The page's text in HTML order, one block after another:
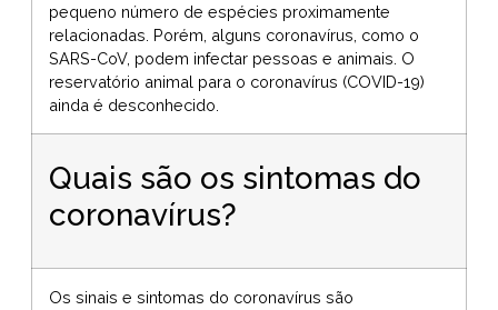
pequeno número de espécies proximamente
relacionadas. Porém, alguns coronavírus, como o
SARS-CoV, podem infectar pessoas e animais. O
reservatório animal para o coronavírus (COVID-19)
ainda é desconhecido.
Quais são os sintomas do
coronavírus?
Os sinais e sintomas do coronavírus são